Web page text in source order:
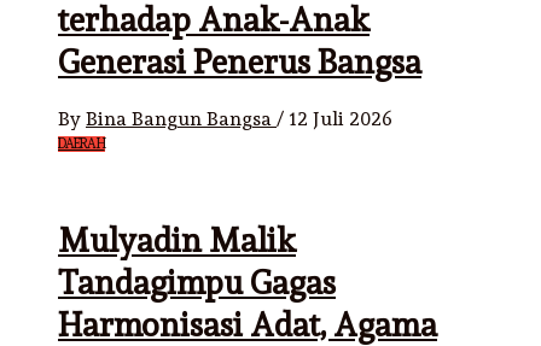
terhadap Anak-Anak
Generasi Penerus Bangsa
By Bina Bangun Bangsa / 12 Juli 2026
DAERAH
Mulyadin Malik
Tandagimpu Gagas
Harmonisasi Adat, Agama